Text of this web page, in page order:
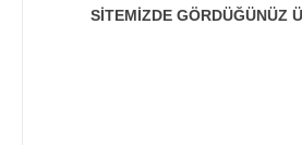
SİTEMİZDE GÖRDÜĞÜNÜZ